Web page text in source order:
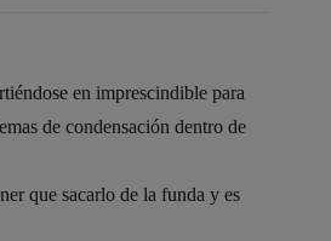
en imprescindible para
de condensación dentro de
que sacarlo de la funda y es